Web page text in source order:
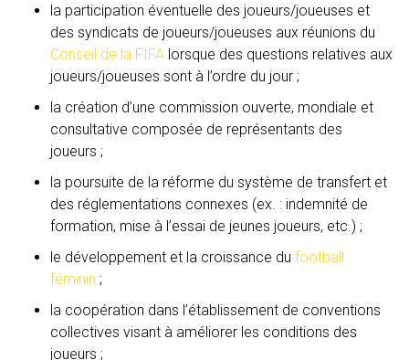
la participation éventuelle des joueurs/joueuses et
des syndicats de joueurs/joueuses aux réunions du
Conseil de la FIFA lorsque des questions relatives aux
joueurs/joueuses sont à l’ordre du jour ;
la création d’une commission ouverte, mondiale et
consultative composée de représentants des
joueurs ;
la poursuite de la réforme du système de transfert et
des réglementations connexes (ex. : indemnité de
formation, mise à l’essai de jeunes joueurs, etc.) ;
le développement et la croissance du football
féminin ;
la coopération dans l’établissement de conventions
collectives visant à améliorer les conditions des
joueurs ;